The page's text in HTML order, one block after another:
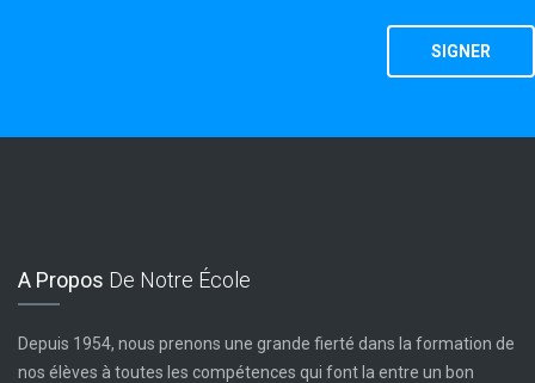
SIGNER
A Propos De Notre École
Depuis 1954, nous prenons une grande fierté dans la formation de
nos élèves à toutes les compétences qui font la entre un bon